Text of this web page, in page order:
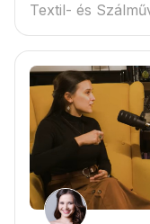
Textil- és